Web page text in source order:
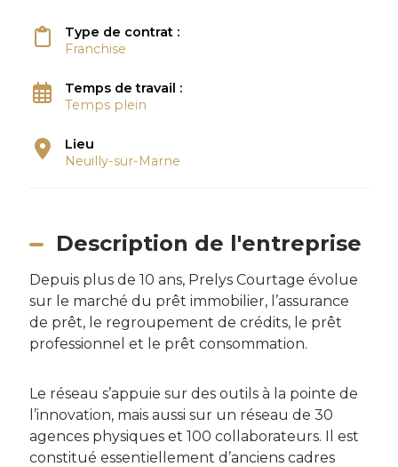
Type de contrat :
Franchise
Temps de travail :
Temps plein
Lieu
Neuilly-sur-Marne
Description de l'entreprise
Depuis plus de 10 ans, Prelys Courtage évolue
sur le marché du prêt immobilier, l’assurance
de prêt, le regroupement de crédits, le prêt
professionnel et le prêt consommation.
Le réseau s’appuie sur des outils à la pointe de
l’innovation, mais aussi sur un réseau de 30
agences physiques et 100 collaborateurs. Il est
constitué essentiellement d’anciens cadres